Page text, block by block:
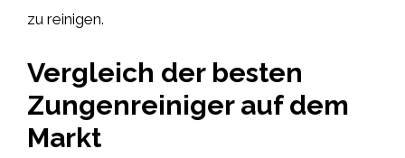
zu reinigen.
Vergleich der besten
Zungenreiniger auf dem
Markt